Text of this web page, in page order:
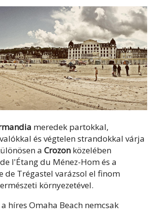
meredek partokkal,
és végtelen strandokkal várja
a Crozon közelében
l'Étang du Ménez-Hom és a
de Trégastel varázsol el finom
környezetével.
a híres Omaha Beach nemcsak